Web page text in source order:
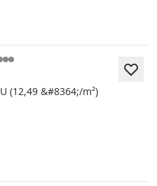
(12,49 &#8364;/m²)